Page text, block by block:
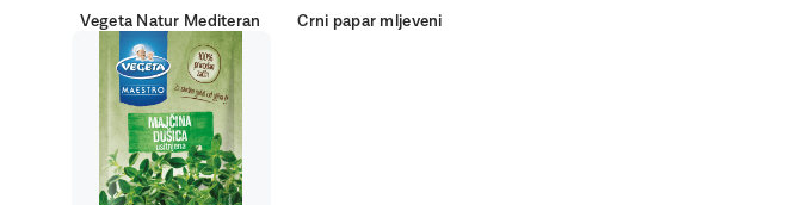
Vegeta Natur Mediteran Crni papar mljeveni